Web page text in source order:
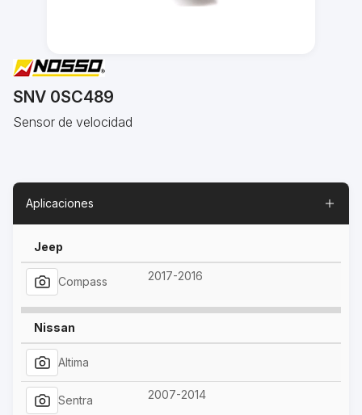
SNV 0SC489
Sensor de velocidad
Aplicaciones
Jeep
Compass 2017-2016
Nissan
Altima
Sentra 2007-2014